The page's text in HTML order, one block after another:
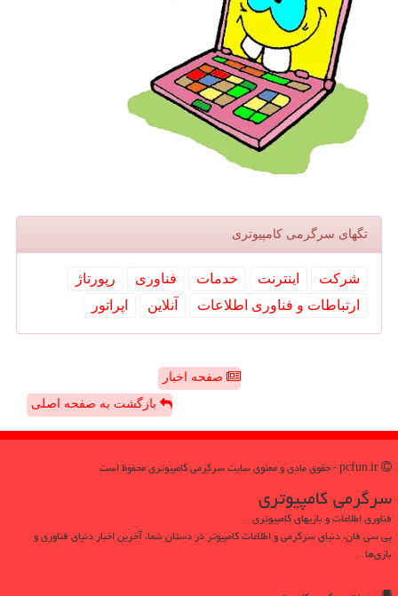
تگهای سرگرمی كامپیوتری
شركت اینترنت خدمات فناوری
رپورتاژ
ارتباطات و فناوری اطلاعات
آنلاین اپراتور
صفحه اخبار
بازگشت به صفحه اصلی
سرگرمی كامپیوتری
فناوری اطلاعات و بازیهای کامپیوتری
پی سی فان، دنیای سرگرمی و اطلاعات کامپیوتر در دستان شما، آخرین اخبار دنیای فناوری و
بازی‌ها